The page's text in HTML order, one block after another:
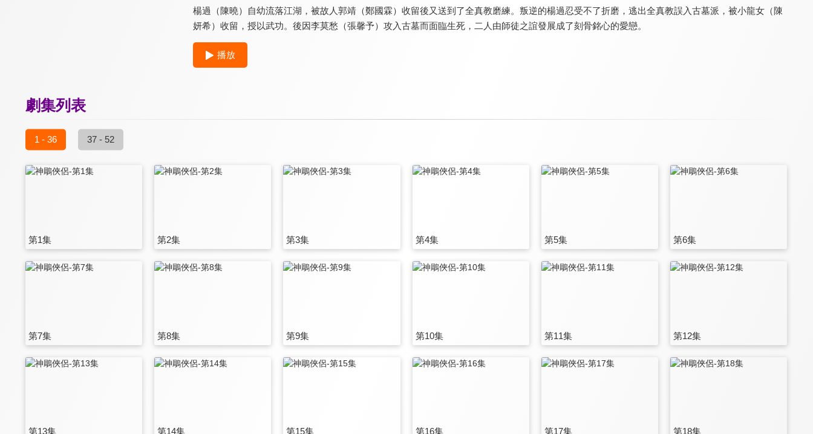
7.5
舞樂傳奇 風月變
楊過（陳曉）自幼流落江湖，被故人郭靖（鄭國霖）收留後又送到了全真教磨練。叛逆的楊過忍受不了折磨，逃出全真教誤入古墓派，被小龍女（陳
妍希）收留，授以武功。後因李莫愁（張馨予）攻入古墓而面臨生死，二人由師徒之誼發展成了刻骨銘心的愛戀。
播放
劇集列表
1 - 36 37 - 52
第1集 第2集 第3集 第4集 第5集 第6集
第7集 第8集 第9集 第10集 第11集 第12集
第13集 第14集 第15集 第16集 第17集 第18集